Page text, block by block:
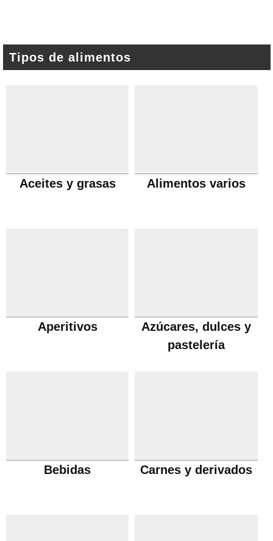
Tipos de alimentos
Aceites y grasas Alimentos varios
Aperitivos
Azúcares, dulces y
pastelería
Bebidas Carnes y derivados